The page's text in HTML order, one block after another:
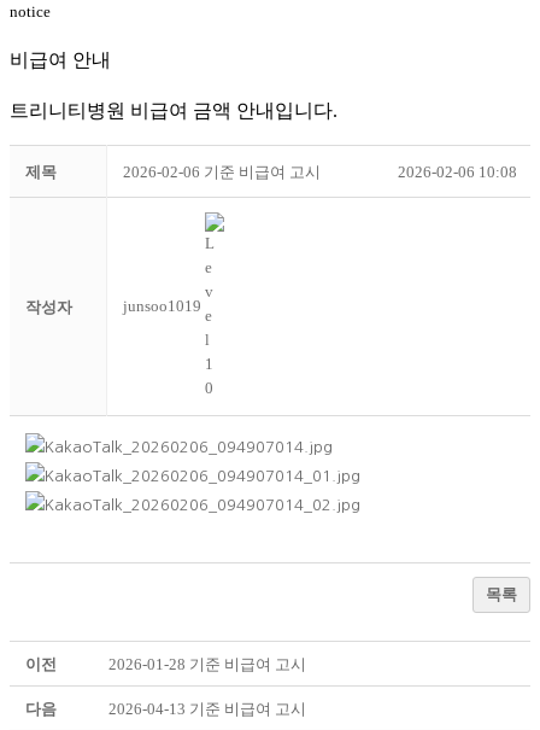
notice
비급여 안내
트리니티병원 비급여 금액 안내입니다.
제목 2026-02-06 기준 비급여 고시 2026-02-06 10:08
작성자 junsoo1019
목록
이전 2026-01-28 기준 비급여 고시
다음 2026-04-13 기준 비급여 고시